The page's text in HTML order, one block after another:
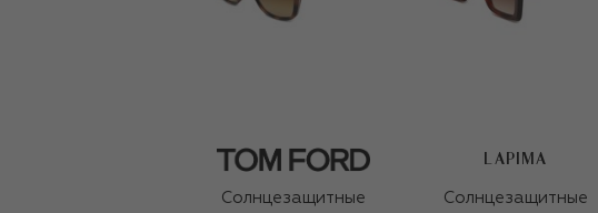
Солнцезащитные
LAPIMA
Солнцезащитные